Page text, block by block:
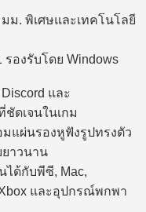
มม. พิเศษและเทคโนโลยี
รองรับโดย Windows
และ
ชัดเจนในเกม
มแผ่นรองหูฟังรูปทรงตัว
าวนาน
ได้กับพีซี, Mac,
และอุปกรณ์พกพา